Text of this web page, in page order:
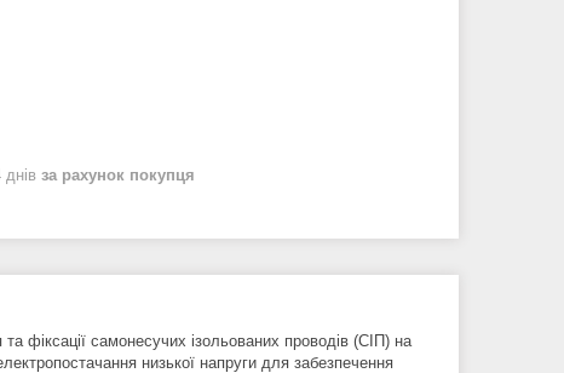
за рахунок покупця
фіксації самонесучих ізольованих проводів (СІП) на
низької напруги для забезпечення